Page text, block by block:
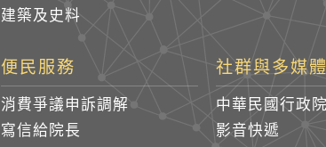
建築及史料
便民服務
消費爭議申訴調解
寫信給院長
社群與多媒體
中華民國行政
影音快遞